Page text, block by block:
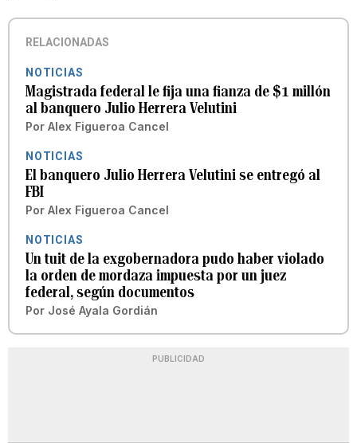
RELACIONADAS
NOTICIAS
Magistrada federal le fija una fianza de $1 millón
al banquero Julio Herrera Velutini
Por Alex Figueroa Cancel
NOTICIAS
El banquero Julio Herrera Velutini se entregó al
FBI
Por Alex Figueroa Cancel
NOTICIAS
Un tuit de la exgobernadora pudo haber violado
la orden de mordaza impuesta por un juez
federal, según documentos
Por José Ayala Gordián
PUBLICIDAD